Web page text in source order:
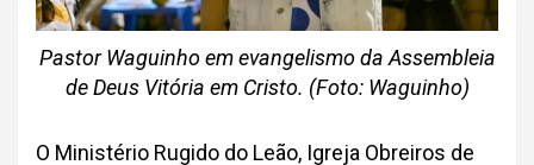
Pastor Waguinho em evangelismo da Assembleia
de Deus Vitória em Cristo. (Foto: Waguinho)
O Ministério Rugido do Leão, Igreja Obreiros de